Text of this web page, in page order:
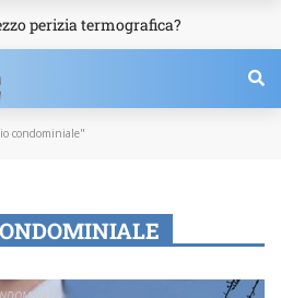
perizia termografica?
condominiale"